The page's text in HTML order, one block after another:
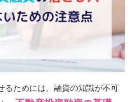
るためには、融資の知識が不可